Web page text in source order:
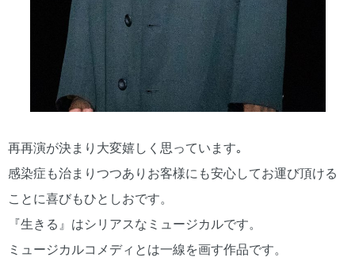
再再演が決まり大変嬉しく思っています｡
感染症も治まりつつありお客様にも安心してお運び頂ける
ことに喜びもひとしおです。
『生きる』はシリアスなミュージカルです。
ミュージカルコメディとは一線を画す作品です。